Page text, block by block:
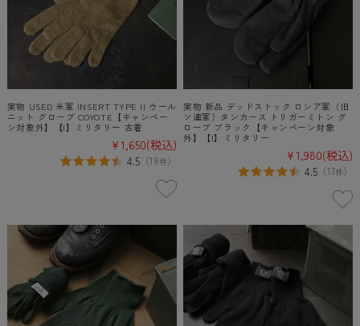
実物 USED 米軍 INSERT TYPE II ウール
ニット グローブ COYOTE【キャンペー
ン対象外】【I】ミリタリー 古着
¥1,650(税込)
4.5（18件）
実物 新品 デッドストック ロシア軍（旧
ソ連軍）タンカース トリガーミトン グ
ローブ ブラック【キャンペーン対象
外】【I】ミリタリー
¥1,980(税込)
4.5 （17件）